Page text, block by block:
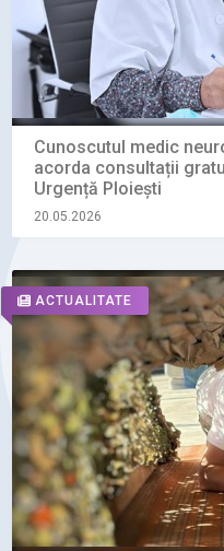
Cunoscutul medic
acorda consultații
Urgență Ploiești
20.05.2026
ACTUALITATE